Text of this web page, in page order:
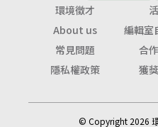
環境徵才
About us
編輯室
常見問題
合
隱私權政策
獲
© Copyright 2026